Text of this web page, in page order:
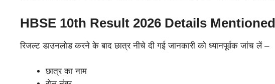
HBSE 10th Result 2026 Details Mentioned
रिजल्ट डाउनलोड करने के बाद छात्र नीचे दी गई जानकारी को ध्यानपूर्वक जांच लें –
छात्र का नाम